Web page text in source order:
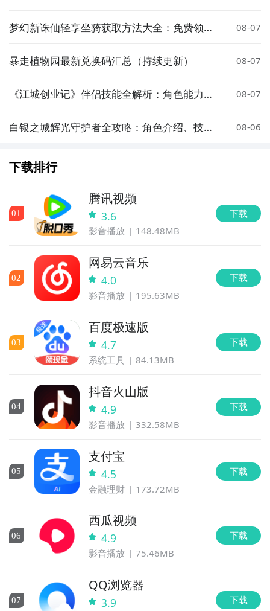
梦幻新诛仙轻享坐骑获取方法大全：免费领取
08-07
暴走植物园最新兑换码汇总（持续更新） 08-07
《江城创业记》伴侣技能全解析：角色能力与
08-07
白银之城辉光守护者全攻略：角色介绍、技能
08-06
下载排行
01
腾讯视频
3.6
影音播放 148.48MB
下载
02
网易云音乐
4.0
影音播放 195.63MB
下载
03
百度极速版
4.7
系统工具 84.13MB
下载
04
抖音火山版
4.9
影音播放 332.58MB
下载
05
支付宝
4.5
金融理财 173.72MB
下载
06
西瓜视频
4.9
影音播放 75.46MB
下载
07
QQ浏览器
3.9 下载